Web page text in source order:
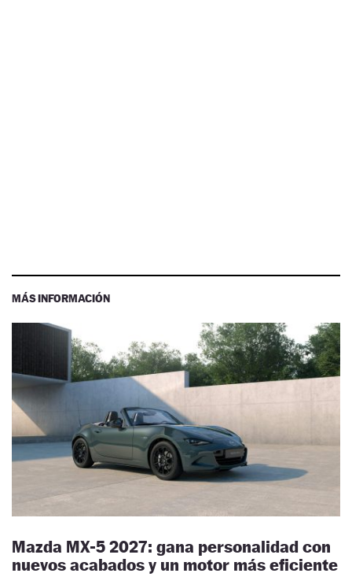
MÁS INFORMACIÓN
Mazda MX-5 2027: gana personalidad con
nuevos acabados y un motor más eficiente